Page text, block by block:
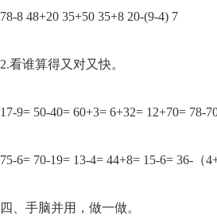
78-8 48+20 35+50 35+8 20-(9-4) 7
2.看谁算得又对又快。
17-9= 50-40= 60+3= 6+32= 12+70= 78-
75-6= 70-19= 13-4= 44+8= 15-6= 36-（
四、手脑并用，做一做。